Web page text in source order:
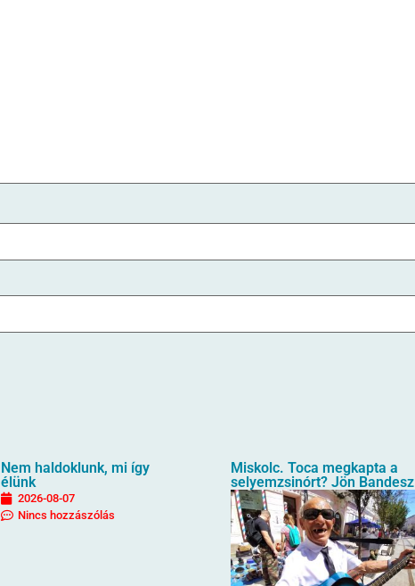
Nem haldoklunk, mi így
élünk
2026-08-07
Nincs hozzászólás
Miskolc. Toca megkapta a
selyemzsinórt? Jön Bandesz